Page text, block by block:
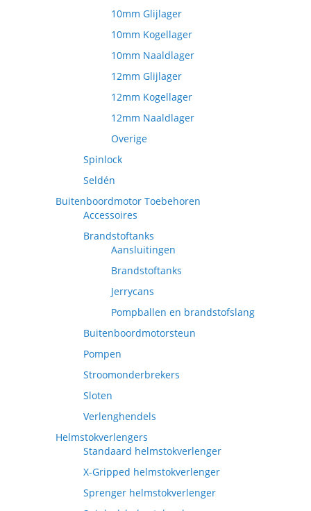
10mm Glijlager
10mm Kogellager
10mm Naaldlager
12mm Glijlager
12mm Kogellager
12mm Naaldlager
Overige
Spinlock
Seldén
Buitenboordmotor Toebehoren
Accessoires
Brandstoftanks
Aansluitingen
Brandstoftanks
Jerrycans
Pompballen en brandstofslang
Buitenboordmotorsteun
Pompen
Stroomonderbrekers
Sloten
Verlenghendels
Helmstokverlengers
Standaard helmstokverlenger
X-Gripped helmstokverlenger
Sprenger helmstokverlenger